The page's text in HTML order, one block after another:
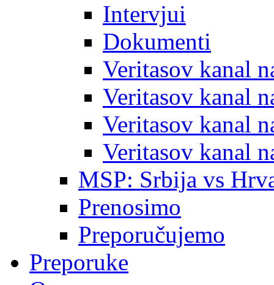
Intervjui
Dokumenti
Veritasov kanal
Veritasov kanal
Veritasov kanal
Veritasov kanal
MSP: Srbija vs
Prenosimo
Preporučujemo
Preporuke